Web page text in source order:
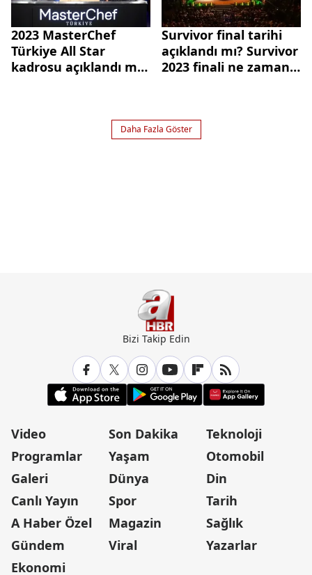
2023 MasterChef
Türkiye All Star
kadrosu açıklandı mı,
Survivor final tarihi
açıklandı mı? Survivor
2023 finali ne zaman,
Daha Fazla Göster
Bizi Takip Edin
Video
Programlar
Galeri
Canlı Yayın
A Haber Özel
Gündem
Ekonomi
Son Dakika
Yaşam
Dünya
Spor
Magazin
Viral
Teknoloji
Otomobil
Din
Tarih
Sağlık
Yazarlar